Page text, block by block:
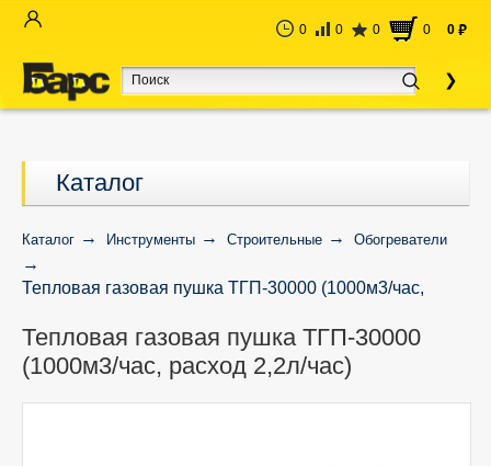
0 0 0 0 0 руб
Каталог
Каталог Инструменты Строительные Обогреватели
Тепловая газовая пушка ТГП-30000 (1000м3/час,
Тепловая газовая пушка ТГП-30000
(1000м3/час, расход 2,2л/час)